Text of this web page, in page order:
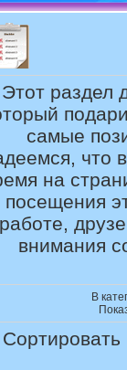
Этот раздел
самые
что
на
посещения
работе,
внимания
В
Сортировать